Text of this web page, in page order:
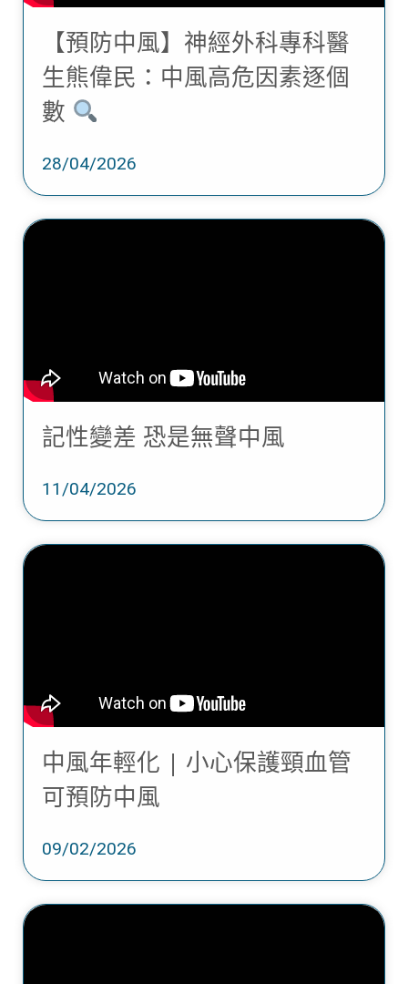
【預防中風】神經外科專科醫
生熊偉民：中風高危因素逐個
數
28/04/2026
記性變差 恐是無聲中風
11/04/2026
中風年輕化 | 小心保護頸血管
可預防中風
09/02/2026